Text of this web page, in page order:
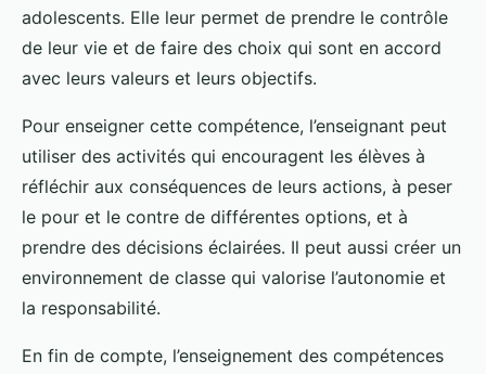
adolescents. Elle leur permet de prendre le contrôle
de leur vie et de faire des choix qui sont en accord
avec leurs valeurs et leurs objectifs.
Pour enseigner cette compétence, l’enseignant peut
utiliser des activités qui encouragent les élèves à
réfléchir aux conséquences de leurs actions, à peser
le pour et le contre de différentes options, et à
prendre des décisions éclairées. Il peut aussi créer un
environnement de classe qui valorise l’autonomie et
la responsabilité.
En fin de compte, l’enseignement des compétences